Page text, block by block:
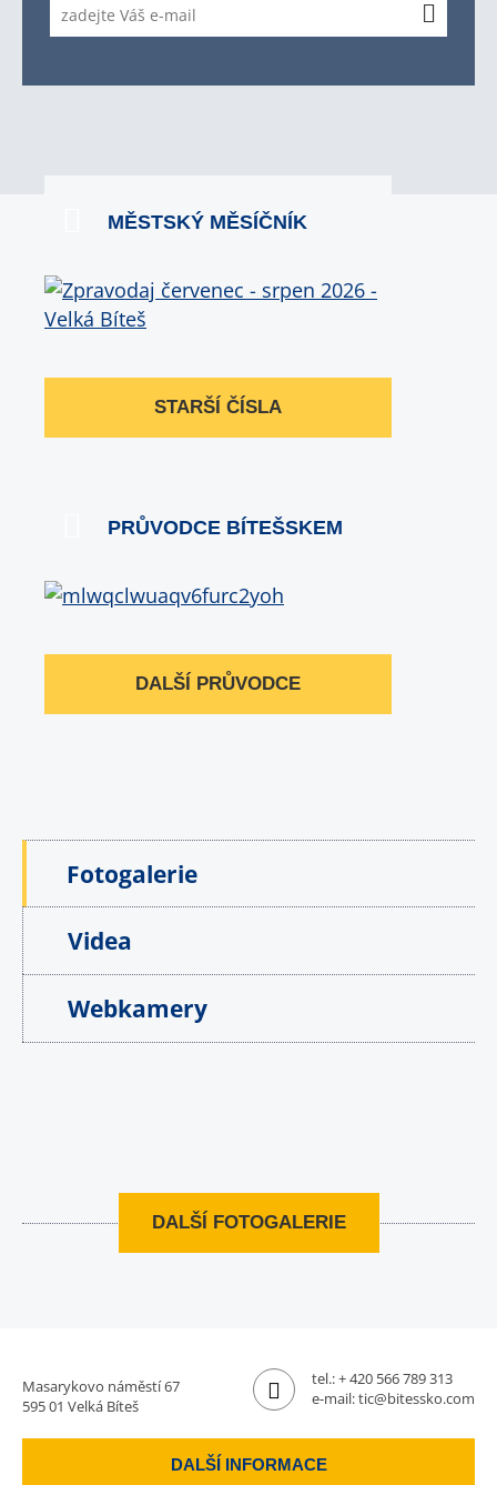
MĚSTSKÝ MĚSÍČNÍK
STARŠÍ ČÍSLA
PRŮVODCE BÍTEŠSKEM
DALŠÍ PRŮVODCE
Fotogalerie
Videa
Webkamery
DALŠÍ FOTOGALERIE
Masarykovo náměstí 67
595 01 Velká Bíteš
tel.:+ 420 566 789 313
e-mail:tic@bitessko.com
DALŠÍ INFORMACE